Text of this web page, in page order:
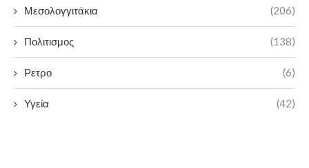
Μεσολογγιτάκια (206)
Πολιτισμος (138)
Ρετρο (6)
Υγεία (42)